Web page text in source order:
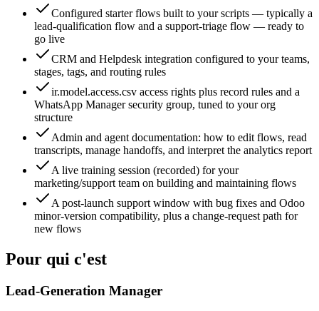
Configured starter flows built to your scripts — typically a
lead-qualification flow and a support-triage flow — ready to
go live
CRM and Helpdesk integration configured to your teams,
stages, tags, and routing rules
ir.model.access.csv access rights plus record rules and a
WhatsApp Manager security group, tuned to your org
structure
Admin and agent documentation: how to edit flows, read
transcripts, manage handoffs, and interpret the analytics report
A live training session (recorded) for your
marketing/support team on building and maintaining flows
A post-launch support window with bug fixes and Odoo
minor-version compatibility, plus a change-request path for
new flows
Pour qui c'est
Lead-Generation Manager